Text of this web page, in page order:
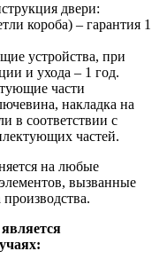
двери:
короба) – гарантия 1
устройства, при
и ухода – 1 год.
части
накладка на
в соответствии с
частей.
на любые
вызванные